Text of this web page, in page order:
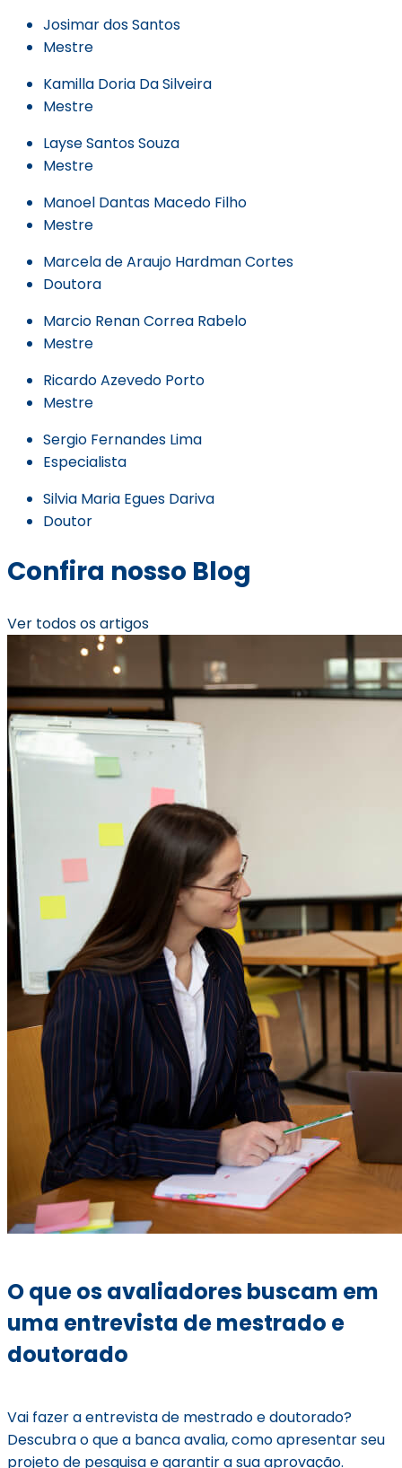
Josimar dos Santos
Mestre
Kamilla Doria Da Silveira
Mestre
Layse Santos Souza
Mestre
Manoel Dantas Macedo Filho
Mestre
Marcela de Araujo Hardman Cortes
Doutora
Marcio Renan Correa Rabelo
Mestre
Ricardo Azevedo Porto
Mestre
Sergio Fernandes Lima
Especialista
Silvia Maria Egues Dariva
Doutor
Confira nosso Blog
Ver todos os artigos
O que os avaliadores buscam em
uma entrevista de mestrado e
doutorado
Vai fazer a entrevista de mestrado e doutorado?
Descubra o que a banca avalia, como apresentar seu
projeto de pesquisa e garantir a sua aprovação.